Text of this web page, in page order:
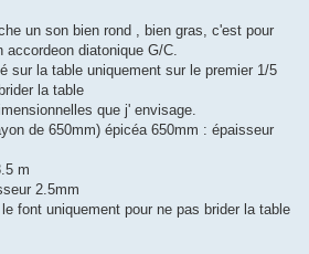
un son bien rond , bien gras, c'est pour
diatonique G/C.
sur la table uniquement sur le premier 1/5
la table
que j' envisage.
de 650mm) épicéa 650mm : épaisseur
m
2.5mm
font uniquement pour ne pas brider la table